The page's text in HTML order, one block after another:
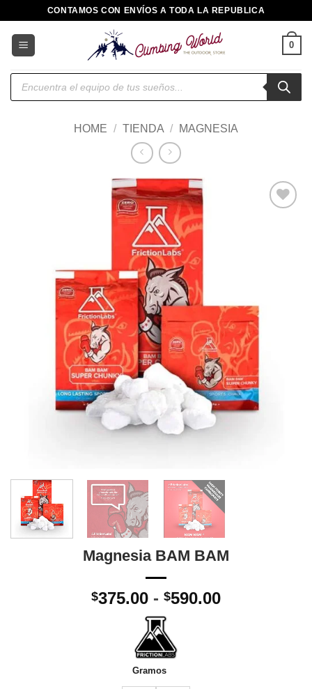
contenido
CONTAMOS CON ENVÍOS A TODA LA REPUBLICA
0
Búsqueda
HOME / TIENDA / MAGNESIA
Magnesia BAM BAM
$375.00 - $590.00Rango
Gramos